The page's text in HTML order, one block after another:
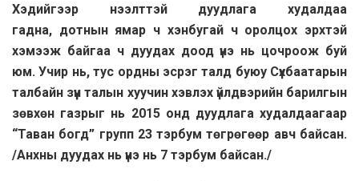
Хэдийгээр нээлттэй дуудлага худалдаа
гадна, дотнын ямар ч хэнбугай ч оролцох эрхтэй
хэмээж байгаа ч дуудах доод үнэ нь цочроож буй
юм. Учир нь, тус ордны эсрэг талд буюу Сүхбаатарын
талбайн зүүн талын хуучин хэвлэх үйлдвэрийн барилгын
зөвхөн газрыг нь 2015 онд дуудлага худалдаагаар
“Таван богд” групп 23 тэрбум төгрөгөөр авч байсан.
/Анхны дуудах нь үнэ нь 7 тэрбум байсан./